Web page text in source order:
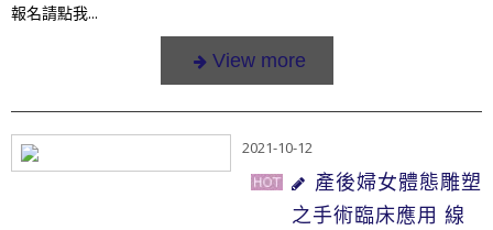
報名請點我...
2021-10-12
產後婦女體態雕塑
之手術臨床應用 線